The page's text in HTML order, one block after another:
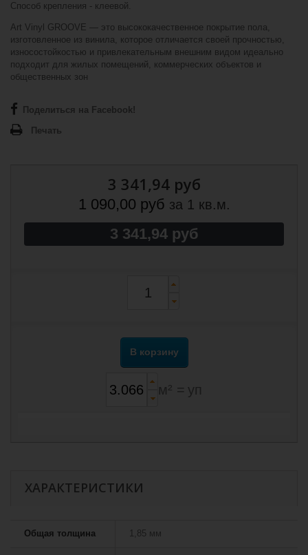
Способ крепления - клеевой.
Art Vinyl GROOVE — это высококачественное покрытие пола,
изготовленное из винила, которое отличается своей прочностью,
износостойкостью и привлекательным внешним видом идеально
подходит для жилых помещений, коммерческих объектов и
общественных зон
Поделиться на Facebook!
Печать
3 341,94 руб
1 090,00 руб за 1 кв.м.
3 341,94 руб
В корзину
м² = уп
ХАРАКТЕРИСТИКИ
Общая толщина 1,85 мм